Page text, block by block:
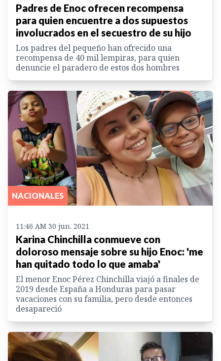
Padres de Enoc ofrecen recompensa
para quien encuentre a dos supuestos
involucrados en el secuestro de su hijo
Los padres del pequeño han ofrecido una
recompensa de 40 mil lempiras, para quien
denuncie el paradero de estos dos hombres
NACIONALES
11:46 AM 30 jun. 2021
Karina Chinchilla conmueve con
doloroso mensaje sobre su hijo Enoc: 'me
han quitado todo lo que amaba'
El menor Enoc Pérez Chinchilla viajó a finales de
2019 desde España a Honduras para pasar
vacaciones con su familia, pero desde entonces
desapareció